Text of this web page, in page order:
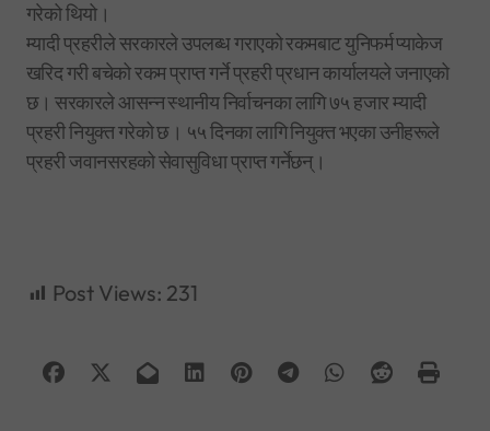
गरेको थियो।
म्यादी प्रहरीले सरकारले उपलब्ध गराएको रकमबाट युनिफर्म प्याकेज
खरिद गरी बचेको रकम प्राप्त गर्ने प्रहरी प्रधान कार्यालयले जनाएको
छ। सरकारले आसन्न स्थानीय निर्वाचनका लागि ७५ हजार म्यादी
प्रहरी नियुक्त गरेको छ। ५५ दिनका लागि नियुक्त भएका उनीहरूले
प्रहरी जवानसरहको सेवासुविधा प्राप्त गर्नेछन्।
Post Views: 231